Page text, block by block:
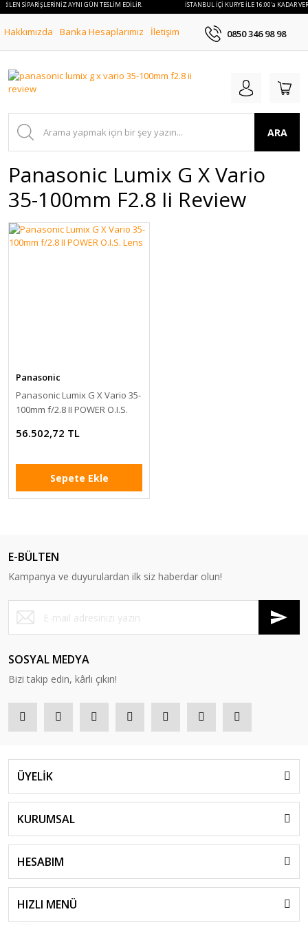
SİPARİŞLERİNİZ AYNI GÜN TESLİM EDİLİR. İSTANBUL İÇİ KURYE İLE 16:00'a KADAR
Hakkımızda Banka Hesaplarımız İletişim 0850 346 98 98
ARA
Panasonic Lumix G X Vario
35-100mm F2.8 Ii Review
Panasonic
Panasonic Lumix G X Vario 35-
100mm f/2.8 II POWER O.I.S.
56.502,72 TL
Sepete Ekle
E-BÜLTEN
Kampanya ve duyurulardan ilk siz haberdar olun!
SOSYAL MEDYA
Bizi takip edin, kârlı çıkın!
ÜYELİK
KURUMSAL
HESABIM
HIZLI MENÜ